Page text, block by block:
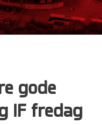
gode
IF fredag